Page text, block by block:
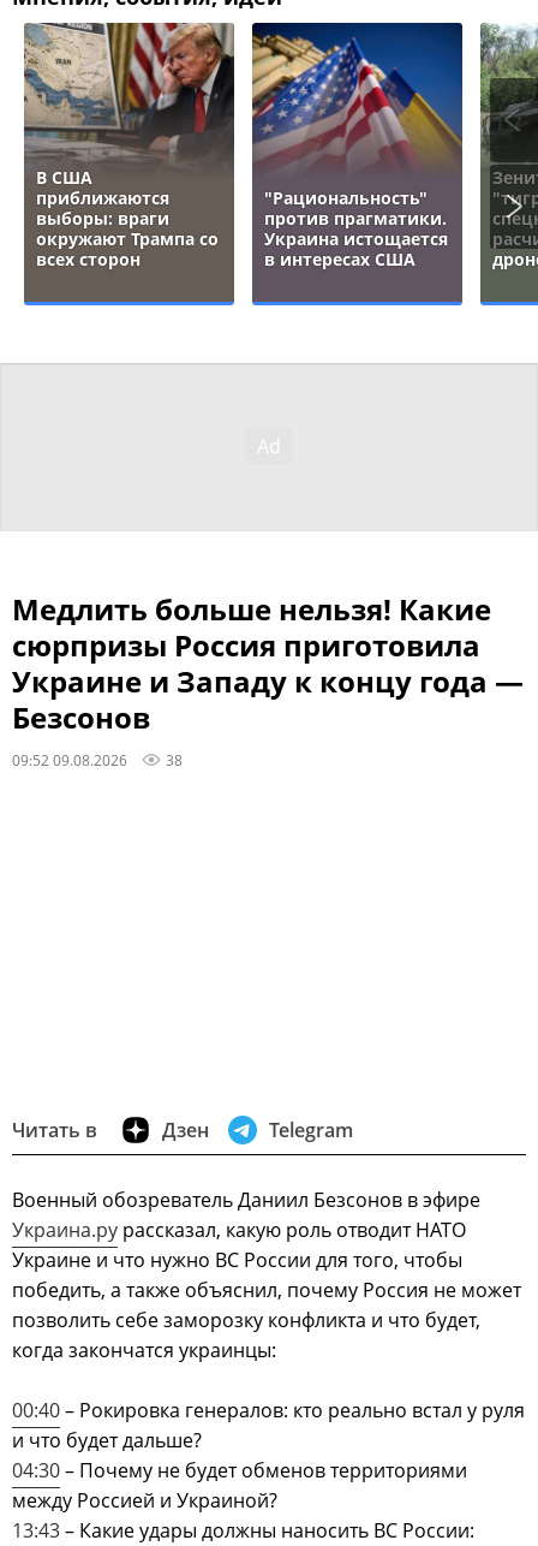
В США
приближаются
выборы: враги
окружают Трампа со
всех сторон
"Рациональность"
против прагматики.
Украина истощается
в интересах США
Медлить больше нельзя! Какие
сюрпризы Россия приготовила
Украине и Западу к концу года —
Безсонов
09:52 09.08.2026 38
Читать в Дзен Telegram
Военный обозреватель Даниил Безсонов в эфире
Украина.ру рассказал, какую роль отводит НАТО
Украине и что нужно ВС России для того, чтобы
победить, а также объяснил, почему Россия не может
позволить себе заморозку конфликта и что будет,
когда закончатся украинцы:
00:40– Рокировка генералов: кто реально встал у руля
и что будет дальше?
04:30– Почему не будет обменов территориями
между Россией и Украиной?
13:43– Какие удары должны наносить ВС России: